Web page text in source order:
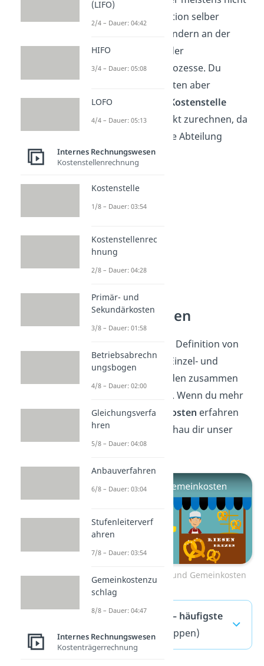
an der Produktion selber
beteiligt ist, sondern an der
Koordination der
Produktionsprozesse. Du
kannst die Kosten aber
trotzdem der
Kostenstelle
Fertigung
direkt zurechnen, da
er nur für diese Abteilung
zuständig ist.
Einzel- und
Gemeinkosten
Jetzt kennst du die Definition von
Einzelkosten. Die Einzel- und
Gemeinkosten bilden zusammen
die Gesamtkosten. Wenn du mehr
über dieGemeinkosten erfahren
möchtest, dann schau dir unser
Videodazu an!
Zum Video: Einzel- und Gemeinkosten
Einzelkosten — häufigste
Fragen(ausklappen)
(LIFO)
2/4 – Dauer: 04:42
HIFO
3/4 – Dauer: 05:08
LOFO
4/4 – Dauer: 05:13
Internes Rechnungswesen
Kostenstellenrechnung
Kostenstelle
1/8 – Dauer: 03:54
Kostenstellenrec
hnung
2/8 – Dauer: 04:28
Primär- und
Sekundärkosten
3/8 – Dauer: 01:58
Betriebsabrechn
ungsbogen
4/8 – Dauer: 02:00
Gleichungsverfa
hren
5/8 – Dauer: 04:08
Anbauverfahren
6/8 – Dauer: 03:04
Stufenleiterverf
ahren
7/8 – Dauer: 03:54
Gemeinkostenzu
schlag
8/8 – Dauer: 04:47
Internes Rechnungswesen
Kostenträgerrechnung